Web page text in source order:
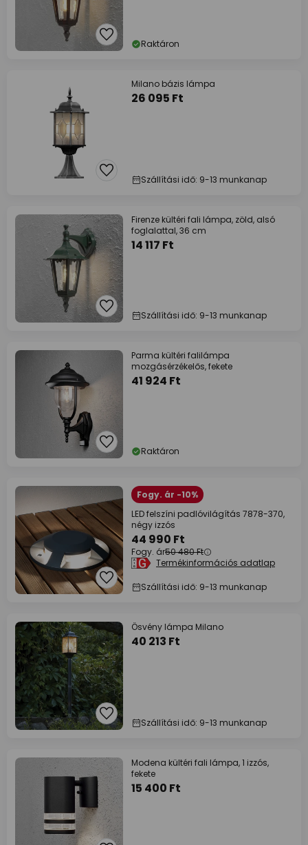
Raktáron
Milano bázis lámpa
26 095 Ft
Szállítási idő: 9-13 munkanap
Firenze kültéri fali lámpa, zöld, alsó
foglalattal, 36 cm
14 117 Ft
Szállítási idő: 9-13 munkanap
Parma kültéri falilámpa
mozgásérzékelős, fekete
41 924 Ft
Raktáron
Fogy. ár -10%
LED felszíni padlóvilágítás 7878-370,
négy izzós
44 990 Ft
Fogy. ár50 480 Ft
Termékinformációs adatlap
Szállítási idő: 9-13 munkanap
Ösvény lámpa Milano
40 213 Ft
Szállítási idő: 9-13 munkanap
Modena kültéri fali lámpa, 1 izzós,
fekete
15 400 Ft